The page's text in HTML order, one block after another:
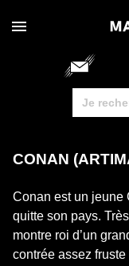
CONAN
Conan est un jeune
quitte son pays.
montre roi d’un
contrée assez